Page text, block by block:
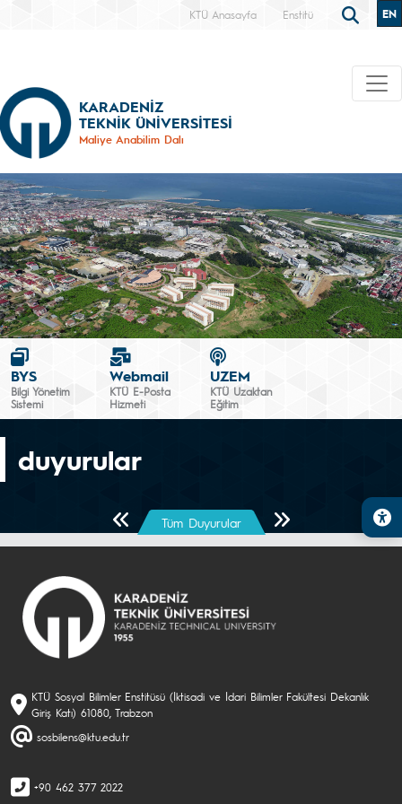
KTÜ Anasayfa Enstitü EN
KARADENİZ
TEKNİK ÜNİVERSİTESİ
Maliye Anabilim Dalı
BYS
Bilgi Yönetim
Sistemi
Webmail
KTÜ E-Posta
Hizmeti
UZEM
KTÜ Uzaktan
Eğitim
duyurular
Önceki SayfaTüm Duyurular Sonraki Sayfa
KTÜ Sosyal Bilimler Enstitüsü (İktisadi ve İdari Bilimler Fakültesi Dekanlık
Giriş Katı) 61080, Trabzon
sosbilens@ktu.edu.tr
+90 462 377 2022